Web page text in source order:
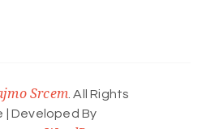
Srcem. All Rights
| Developed By